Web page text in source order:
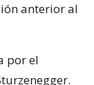
anterior al
por el